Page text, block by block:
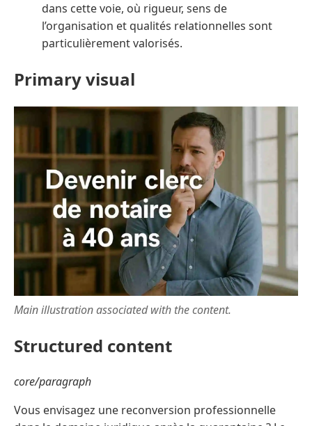
dans cette voie, où rigueur, sens de
l’organisation et qualités relationnelles sont
particulièrement valorisés.
Primary visual
Main illustration associated with the content.
Structured content
core/paragraph
Vous envisagez une reconversion professionnelle